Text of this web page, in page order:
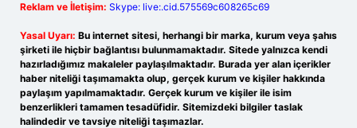
Reklam ve İletişim: Skype: live:.cid.575569c608265c69
Yasal Uyarı: Bu internet sitesi, herhangi bir marka, kurum veya şahıs
şirketi ile hiçbir bağlantısı bulunmamaktadır. Sitede yalnızca kendi
hazırladığımız makaleler paylaşılmaktadır. Burada yer alan içerikler
haber niteliği taşımamakta olup, gerçek kurum ve kişiler hakkında
paylaşım yapılmamaktadır. Gerçek kurum ve kişiler ile isim
benzerlikleri tamamen tesadüfidir. Sitemizdeki bilgiler taslak
halindedir ve tavsiye niteliği taşımazlar.